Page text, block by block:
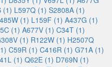
(1) L597Q (1) S2808A (1)
(1) L159F (1) A437G (1)
(1) A677V (1) C34T (1)
(1) R122W (1) H2507Q
C59R (1) C416R (1) G71A (1)
(1) Q62E (1) D769N (1)